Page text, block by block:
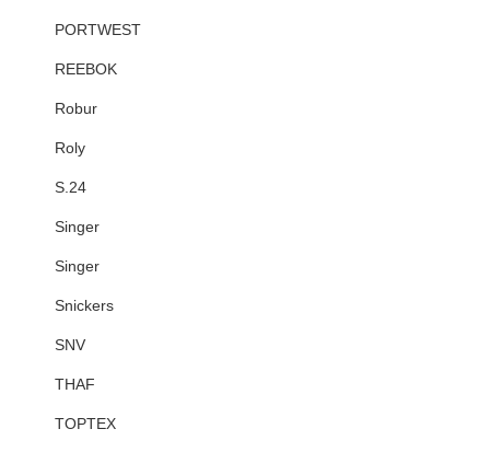
PORTWEST
REEBOK
Robur
Roly
S.24
Singer
Singer
Snickers
SNV
THAF
TOPTEX